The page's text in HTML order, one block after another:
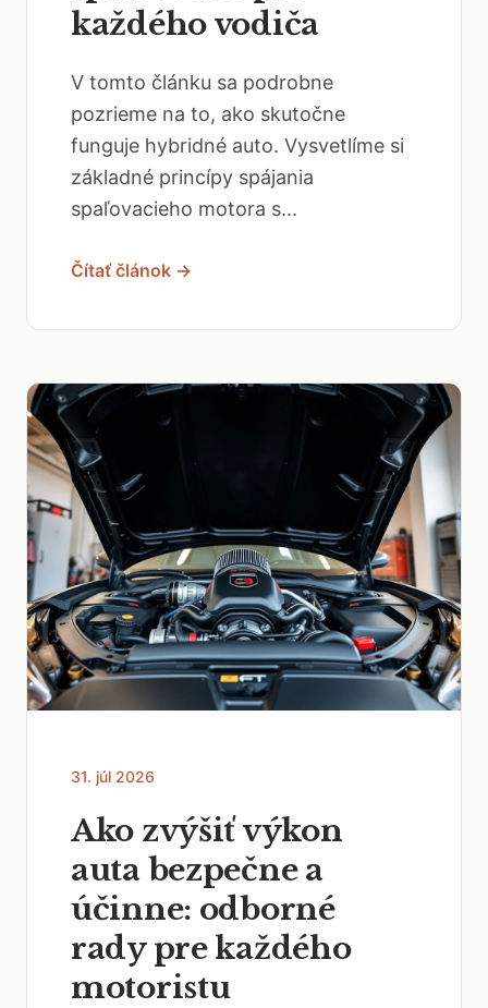
každého vodiča
V tomto článku sa podrobne
pozrieme na to, ako skutočne
funguje hybridné auto. Vysvetlíme si
základné princípy spájania
spaľovacieho motora s...
Čítať článok →
31. júl 2026
Ako zvýšiť výkon
auta bezpečne a
účinne: odborné
rady pre každého
motoristu